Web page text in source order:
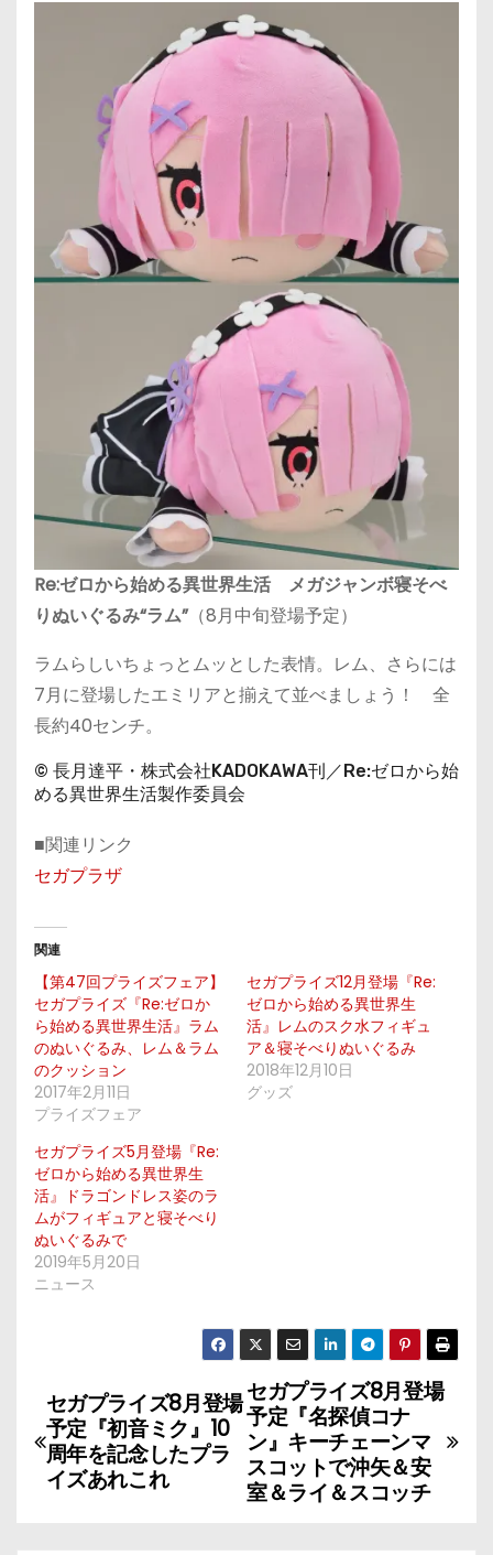
Re:ゼロから始める異世界生活 メガジャンボ寝そべ
りぬいぐるみ“ラム”（8月中旬登場予定）
ラムらしいちょっとムッとした表情。レム、さらには
7月に登場したエミリアと揃えて並べましょう！ 全
長約40センチ。
© 長月達平・株式会社KADOKAWA刊／Re:ゼロから始
める異世界生活製作委員会
■関連リンク
セガプラザ
関連
【第47回プライズフェア】
セガプライズ『Re:ゼロか
ら始める異世界生活』ラム
のぬいぐるみ、レム＆ラム
のクッション
2017年2月11日
プライズフェア
セガプライズ12月登場『Re:
ゼロから始める異世界生
活』レムのスク水フィギュ
ア＆寝そべりぬいぐるみ
2018年12月10日
グッズ
セガプライズ5月登場『Re:
ゼロから始める異世界生
活』ドラゴンドレス姿のラ
ムがフィギュアと寝そべり
ぬいぐるみで
2019年5月20日
ニュース
投
稿
ナ
セガプライズ8月登場
予定『名探偵コナ
ン』キーチェーンマ
スコットで沖矢＆安
室＆ライ＆スコッチ
セガプライズ8月登場
予定『初音ミク』10
周年を記念したプラ
イズあれこれ